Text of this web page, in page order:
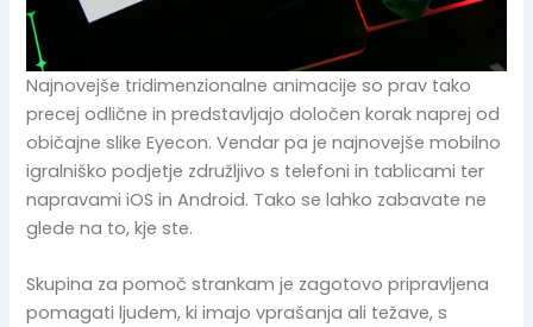
Najnovejše tridimenzionalne animacije so prav tako
precej odlične in predstavljajo določen korak naprej od
običajne slike Eyecon. Vendar pa je najnovejše mobilno
igralniško podjetje združljivo s telefoni in tablicami ter
napravami iOS in Android. Tako se lahko zabavate ne
glede na to, kje ste.
Skupina za pomoč strankam je zagotovo pripravljena
pomagati ljudem, ki imajo vprašanja ali težave, s